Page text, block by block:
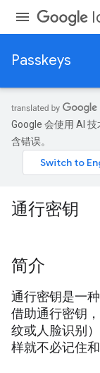
Passkeys
Google 会使用 AI
含错误。
通行密钥
简介
通行密钥是一
借助通行密钥
纹或人脸识别
样就不必记住和